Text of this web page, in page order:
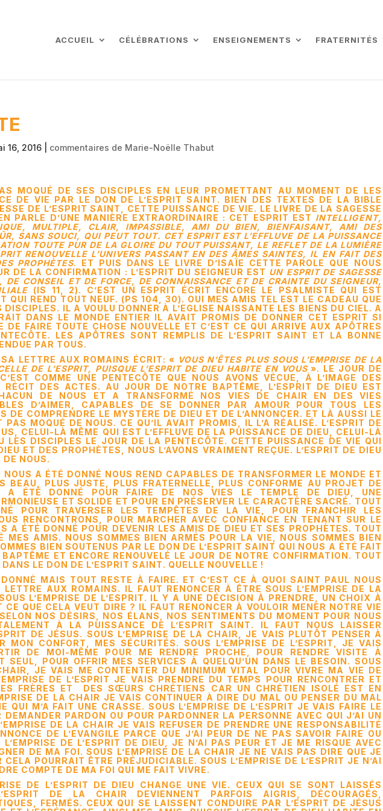
ACCUEIL CÉLÉBRATIONS ENSEIGNEMENTS FRATERNITÉS
16, 2016 commentaires de Marie-Noëlle Thabut
MOQUÉ DE SES DISCIPLES EN LEUR PROMETTANT AU MOMENT DE LES
DE VIE PAR LE DON DE L’ESPRIT SAINT. BIEN DES TEXTES DE LA BIBLE
DE L’ESPRIT SAINT, CETTE PUISSANCE DE VIE. LE LIVRE DE LA SAGESSE
PARLE D’UNE MANIÈRE EXTRAORDINAIRE : CET ESPRIT EST INTELLIGENT,
MULTIPLE, CLAIR, IMPASSIBLE, AMI DU BIEN, BIENFAISANT, AMI DES
SANS SOUCI, QUI PEUT TOUT. CET ESPRIT EST L’EFFLUVE DE LA PUISSANCE
TOUTE PUR DE LA GLOIRE DU TOUT PUISSANT, LE REFLET DE LA LUMIÈRE
RENOUVELLE L’UNIVERS PASSANT EN DES ÂMES SAINTES, IL EN FAIT DES
PROPHÈTES. ET PUIS DANS LE LIVRE D’ISAÏE CETTE PAROLE QUE NOUS
DE LA CONFIRMATION : L’ESPRIT DU SEIGNEUR EST UN ESPRIT DE SAGESSE
DE CONSEIL ET DE FORCE, DE CONNAISSANCE ET DE CRAINTE DU SEIGNEUR,
(IS 11, 2). C’EST UN ESPRIT ÉCRIT ENCORE LE PSALMISTE QUI EST
QUI REND TOUT NEUF. (PS 104, 30). OUI MES AMIS TEL EST LE CADEAU QUE
IL A VOULU DONNER À L’EGLISE NAISSANTE LES BIENS DU CIEL. A
DANS LE MONDE ENTIER IL AVAIT PROMIS DE DONNER CET ESPRIT SI
DE FAIRE TOUTE CHOSE NOUVELLE ET C’EST CE QUI ARRIVE AUX APÔTRES
LES APÔTRES SONT REMPLIS DE L’ESPRIT SAINT ET LA BONNE
PAR TOUS.
LETTRE AUX ROMAINS ÉCRIT: « VOUS N’ÊTES PLUS SOUS L’EMPRISE DE LA
DE L’ESPRIT, PUISQUE L’ESPRIT DE DIEU HABITE EN VOUS». LE JOUR DE
COMME UNE PENTECÔTE QUE NOUS AVONS VÉCUE, À L’IMAGE DES
RÉCIT DES ACTES. AU JOUR DE NOTRE BAPTÊME, L’ESPRIT DE DIEU EST
DE NOUS ET A TRANSFORMÉ NOS VIES DE CHAIR EN DES VIES
D’AIMER, CAPABLES DE SE DONNER PAR AMOUR POUR TOUS LES
DE COMPRENDRE LE MYSTÈRE DE DIEU ET DE L’ANNONCER. ET LÀ AUSSI LE
PAS MOQUÉ DE NOUS. CE QU’IL AVAIT PROMIS, IL L’A RÉALISÉ. L’ESPRIT DE
CELUI-LÀ MÊME QUI EST L’EFFLUVE DE LA PUISSANCE DE DIEU, CELUI-LÀ
LES DISCIPLES LE JOUR DE LA PENTECÔTE. CETTE PUISSANCE DE VIE QUI
ET DES PROPHÈTES, NOUS L’AVONS VRAIMENT REÇUE. L’ESPRIT DE DIEU
NOUS.
NOUS A ÉTÉ DONNÉ NOUS REND CAPABLES DE TRANSFORMER LE MONDE ET
BEAU, PLUS JUSTE, PLUS FRATERNELLE, PLUS CONFORME AU PROJET DE
A ÉTÉ DONNÉ POUR FAIRE DE NOS VIES LE TEMPLE DE DIEU, UNE
ET SOLIDE ET POUR EN PRÉSERVER LE CARACTÈRE SACRÉ. TOUT
POUR TRAVERSER LES TEMPÊTES DE LA VIE, POUR FRANCHIR LES
RENCONTRONS, POUR MARCHER AVEC CONFIANCE EN TENANT SUR LE
A ÉTÉ DONNÉ POUR DEVENIR LES AMIS DE DIEU ET SES PROPHÈTES. TOUT
MES AMIS. NOUS SOMMES BIEN ARMÉS POUR LA VIE, NOUS SOMMES BIEN
BIEN SOUTENUS PAR LE DON DE L’ESPRIT SAINT QUI NOUS A ÉTÉ FAIT
ET ENCORE RENOUVELÉ LE JOUR DE NOTRE CONFIRMATION. TOUT
LE DON DE L’ESPRIT SAINT. QUELLE NOUVELLE !
MAIS TOUT RESTE À FAIRE. ET C’EST CE À QUOI SAINT PAUL NOUS
AUX ROMAINS. IL FAUT RENONCER À ÊTRE SOUS L’EMPRISE DE LA
L’EMPRISE DE L’ESPRIT. IL Y A UNE DÉCISION À PRENDRE, UN CHOIX À
CE QUE CELA VEUT DIRE ? IL FAUT RENONCER À VOULOIR MENER NOTRE VIE
NOS DÉSIRS, NOS ÉLANS, NOS SENTIMENTS DU MOMENT POUR NOUS
À LA PUISSANCE DE L’ESPRIT SAINT. IL FAUT NOUS LAISSER
DE JÉSUS. SOUS L’EMPRISE DE LA CHAIR, JE VAIS PLUTÔT PENSER À
MON CONFORT, MES SÉCURITÉS. SOUS L’EMPRISE DE L’ESPRIT, JE VAIS
DE MOI-MÊME POUR ME RENDRE PROCHE, POUR RENDRE VISITE À
SEUL, POUR OFFRIR MES SERVICES À QUELQU’UN DANS LE BESOIN. SOUS
JE VAIS ME CONTENTER DU MINIMUM VITAL POUR VIVRE MA VIE DE
DE L’ESPRIT JE VAIS PRENDRE DU TEMPS POUR RENCONTRER ET
FRÈRES ET DES SŒURS CHRÉTIENS CAR UN CHRÉTIEN ISOLÉ EST EN
DE LA CHAIR JE VAIS CONTINUER À DIRE DU MAL OU PENSER DU MAL
QUI M’A FAIT UNE CRASSE. SOUS L’EMPRISE DE L’ESPRIT JE VAIS FAIRE LE
DEMANDER PARDON OU POUR PARDONNER LA PERSONNE AVEC QUI J’AI UN
DE LA CHAIR JE VAIS REFUSER DE PRENDRE UNE RESPONSABILITÉ
DE L’EVANGILE PARCE QUE J’AI PEUR DE NE PAS SAVOIR FAIRE OU
L’EMPRISE DE L’ESPRIT DE DIEU, JE N’AI PAS PEUR ET JE ME RISQUE AVEC
DE MA FOI. SOUS L’EMPRISE DE LA CHAIR JE NE VAIS PAS DIRE QUE JE
POURRAIT ÊTRE PRÉJUDICIABLE. SOUS L’EMPRISE DE L’ESPRIT JE N’AI
COMPTE DE MA FOI QUI ME FAIT VIVRE.
DE L’ESPRIT DE DIEU CHANGE UNE VIE. CEUX QUI SE SONT LAISSÉS
DE LA CHAIR DEVIENNENT PARFOIS AIGRIS, DÉCOURAGÉS,
FERMÉS. CEUX QUI SE LAISSENT CONDUIRE PAR L’ESPRIT DE JÉSUS